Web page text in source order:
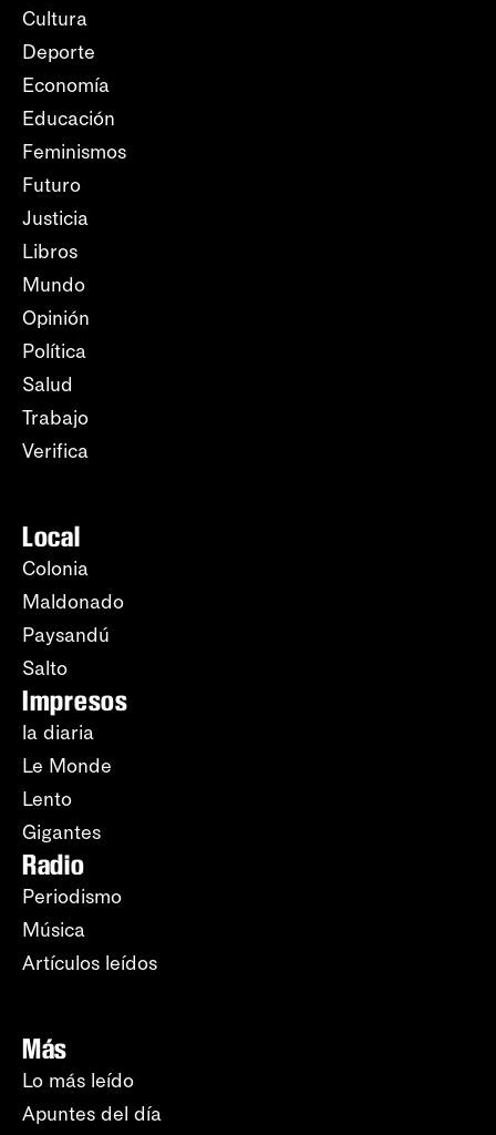
Cultura
Deporte
Economía
Educación
Feminismos
Futuro
Justicia
Libros
Mundo
Opinión
Política
Salud
Trabajo
Verifica
Local
Colonia
Maldonado
Paysandú
Salto
Impresos
la diaria
Le Monde
Lento
Gigantes
Radio
Periodismo
Música
Artículos leídos
Más
Lo más leído
Apuntes del día